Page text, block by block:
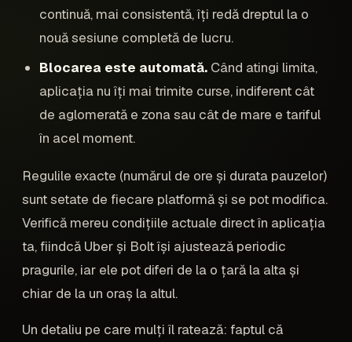
continuă, mai consistentă, îți redă dreptul la o
nouă sesiune completă de lucru.
Blocarea este automată. Când atingi limita,
aplicația nu îți mai trimite curse, indiferent cât
de aglomerată e zona sau cât de mare e tariful
în acel moment.
Regulile exacte (numărul de ore și durata pauzelor)
sunt setate de fiecare platformă și se pot modifica.
Verifică mereu condițiile actuale direct în aplicația
ta, fiindcă Uber și Bolt își ajustează periodic
pragurile, iar ele pot diferi de la o țară la alta și
chiar de la un oraș la altul.
Un detaliu pe care mulți îl ratează: faptul că